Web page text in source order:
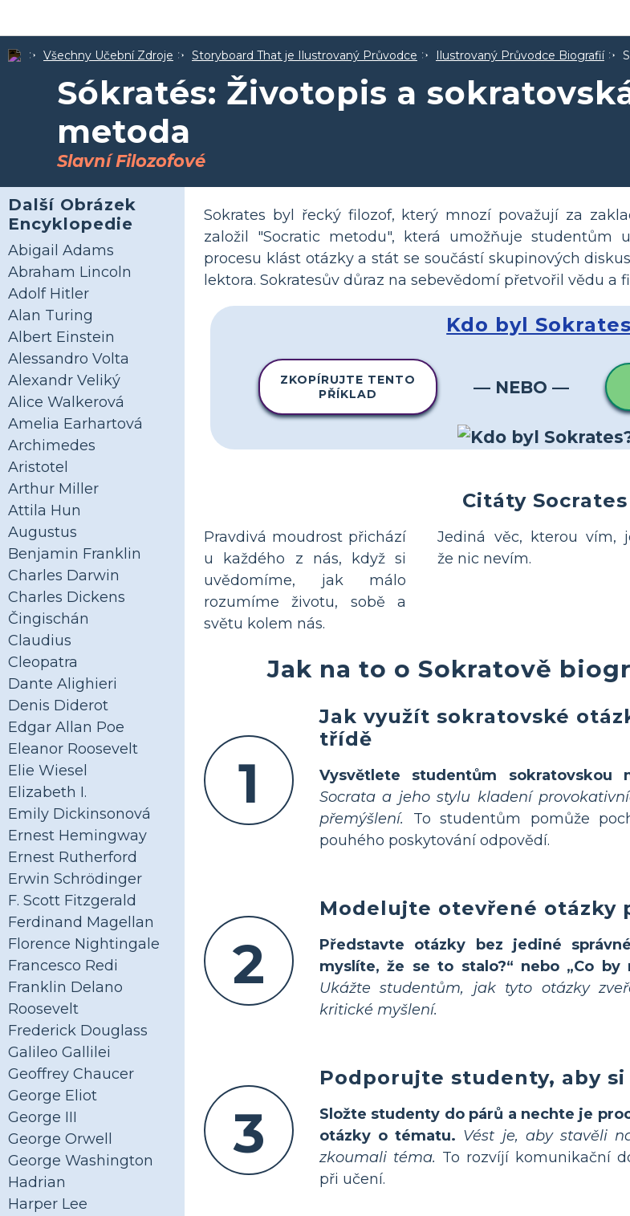
Všechny Učební Zdroje Storyboard That je Ilustrovaný Průvodce Ilustrovaný Průvodce Biografií
Sókratés: Životopis a
metoda
Slavní Filozofové
Další Obrázek
Encyklopedie
Abigail Adams
Abraham Lincoln
Adolf Hitler
Alan Turing
Albert Einstein
Alessandro Volta
Alexandr Veliký
Alice Walkerová
Amelia Earhartová
Archimedes
Aristotel
Arthur Miller
Attila Hun
Augustus
Benjamin Franklin
Charles Darwin
Charles Dickens
Čingischán
Claudius
Cleopatra
Dante Alighieri
Denis Diderot
Edgar Allan Poe
Eleanor Roosevelt
Elie Wiesel
Elizabeth I.
Emily Dickinsonová
Ernest Hemingway
Ernest Rutherford
Erwin Schrödinger
F. Scott Fitzgerald
Ferdinand Magellan
Florence Nightingale
Francesco Redi
Franklin Delano
Roosevelt
Frederick Douglass
Galileo Gallilei
Geoffrey Chaucer
George Eliot
George III
George Orwell
George Washington
Hadrian
Harper Lee
Sokrates byl řecký filozof, který mnozí považují za
založil "Socratic metodu", která umožňuje studentům
procesu klást otázky a stát se součástí skupinových
lektora. Sokratesův důraz na sebevědomí přetvořil vědu a
Kdo byl
ZKOPÍRUJTE TENTO
PŘÍKLAD
— NEBO —
Citáty Socrates
Pravdivá moudrost přichází
u každého z nás, když si
uvědomíme, jak málo
rozumíme životu, sobě a
světu kolem nás.
Jediná věc, kterou vím,
že nic nevím.
Jak na to o Sokratově
1
Jak využít sokratovské
třídě
Vysvětlete studentům sokratovskou
Socrata a jeho stylu kladení
přemýšlení. To studentům pomůže
pouhého poskytování odpovědí.
2
Modelujte otevřené otázky
Představte otázky bez jediné
myslíte, že se to stalo?“ nebo „Co
Ukážte studentům, jak tyto otázky
kritické myšlení.
3
Podporujte studenty, aby
Složte studenty do párů a nechte je
otázky o tématu. Vést je, aby stavěli
zkoumali téma. To rozvíjí komunikační
při učení.